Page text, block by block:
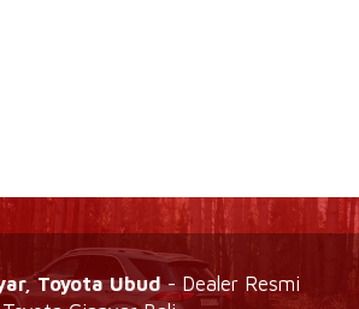
Toyota Ubud- Dealer Resmi